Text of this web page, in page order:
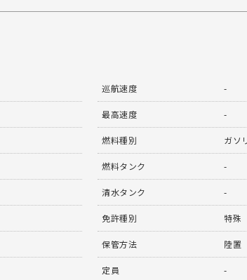
巡航速度 -
最高速度 -
燃料種別 ガソ
燃料タンク -
清水タンク -
免許種別 特殊
保管方法 陸置
定員 -